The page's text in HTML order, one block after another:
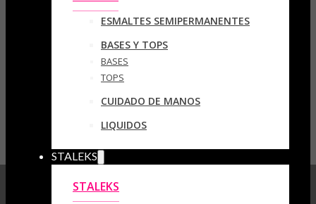
ESMALTES SEMIPERMANENTES
BASES Y TOPS
BASES
TOPS
CUIDADO DE MANOS
LIQUIDOS
STALEKS
STALEKS